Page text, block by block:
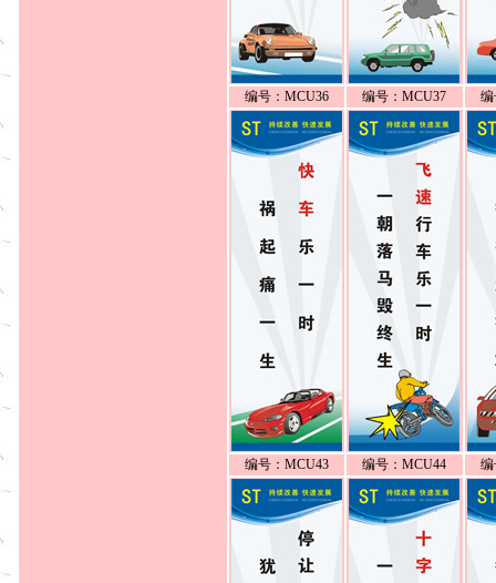
编号：MCU36 编号：MCU37 编
编号：MCU43 编号：MCU44 编